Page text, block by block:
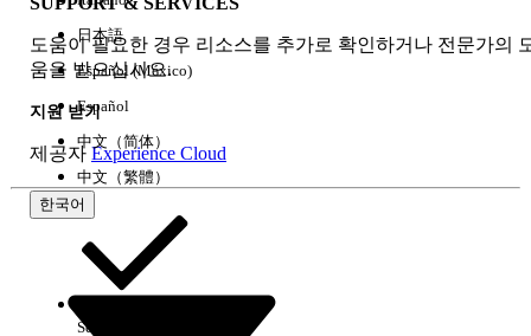
도움이 필요한 경우 리소스를 추가로 확인하거나 전문가의
움을 받으십시오.
지원 받기
제공자 Experience Cloud
한국어
日本語
Español (México)
Español
中文（简体）
中文（繁體）
Select Org